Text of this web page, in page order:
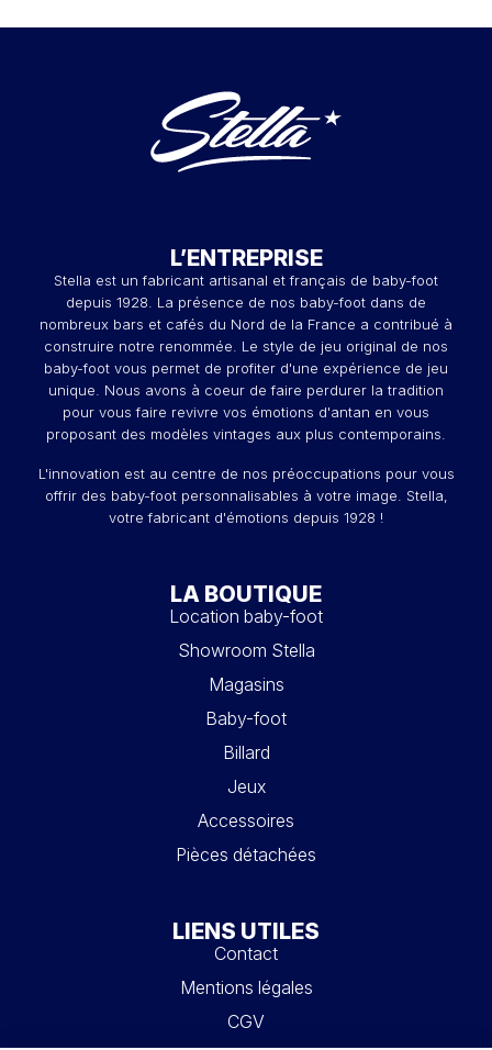
L’ENTREPRISE
Stella est un fabricant artisanal et français de baby-foot
depuis 1928. La présence de nos baby-foot dans de
nombreux bars et cafés du Nord de la France a contribué à
construire notre renommée. Le style de jeu original de nos
baby-foot vous permet de profiter d'une expérience de jeu
unique. Nous avons à coeur de faire perdurer la tradition
pour vous faire revivre vos émotions d'antan en vous
proposant des modèles vintages aux plus contemporains.
L'innovation est au centre de nos préoccupations pour vous
offrir des baby-foot personnalisables à votre image. Stella,
votre fabricant d'émotions depuis 1928 !
LA BOUTIQUE
Location baby-foot
Showroom Stella
Magasins
Baby-foot
Billard
Jeux
Accessoires
Pièces détachées
LIENS UTILES
Contact
Mentions légales
CGV